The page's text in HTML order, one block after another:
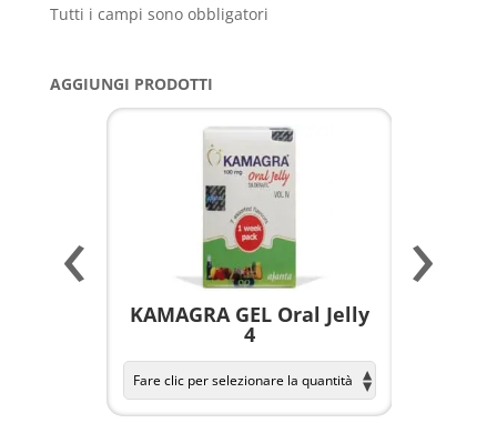
Tutti i campi sono obbligatori
AGGIUNGI PRODOTTI
KAMAGRA GEL Oral Jelly
4
‹ ›